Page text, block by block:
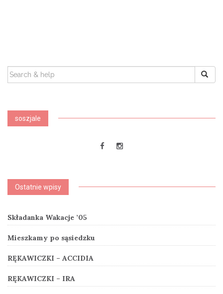
SEARCH
FOR:
soszjale
Ostatnie wpisy
Składanka Wakacje ’05
Mieszkamy po sąsiedzku
RĘKAWICZKI – ACCIDIA
RĘKAWICZKI – IRA